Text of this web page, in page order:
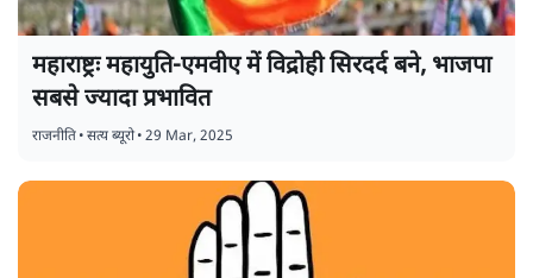
महाराष्ट्रः महायुति-एमवीए में विद्रोही सिरदर्द बने, भाजपा
सबसे ज्यादा प्रभावित
राजनीति•सत्य ब्यूरो•29 Mar, 2025